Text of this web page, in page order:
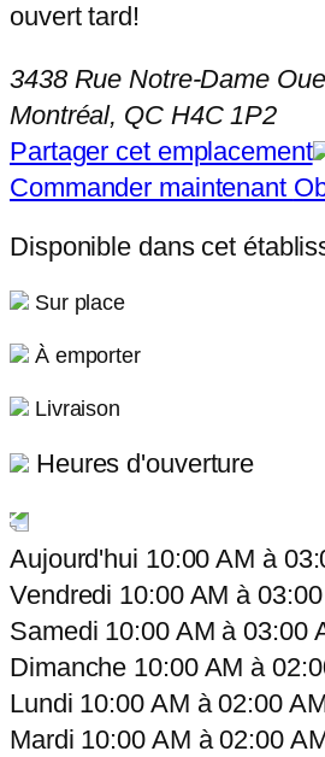
ouvert tard!
3438 Rue Notre-Dame
Montréal, QC H4C 1P2
Partager cet emplacement
Commander maintenant
Disponible dans cet
Sur place
À emporter
Livraison
Heures d'ouverture
Aujourd'hui 10:00 AM à
Vendredi 10:00 AM à03:00
Samedi 10:00 AM à03:00
Dimanche 10:00 AM à
Lundi 10:00 AM à02:00
Mardi 10:00 AM à02:00